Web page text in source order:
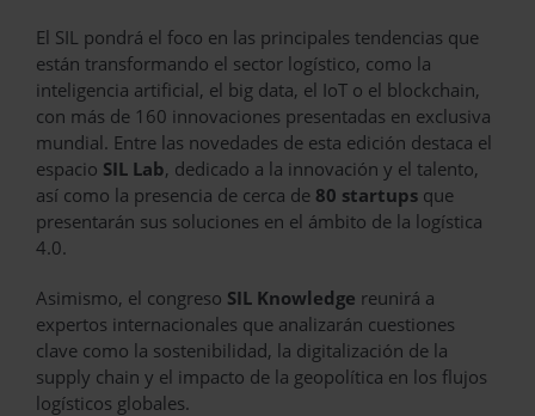
El SIL pondrá el foco en las principales tendencias que
están transformando el sector logístico, como la
inteligencia artificial, el big data, el IoT o el blockchain,
con más de 160 innovaciones presentadas en exclusiva
mundial. Entre las novedades de esta edición destaca el
espacio SIL Lab, dedicado a la innovación y el talento,
así como la presencia de cerca de 80 startups que
presentarán sus soluciones en el ámbito de la logística
4.0.
Asimismo, el congreso SIL Knowledge reunirá a
expertos internacionales que analizarán cuestiones
clave como la sostenibilidad, la digitalización de la
supply chain y el impacto de la geopolítica en los flujos
logísticos globales.